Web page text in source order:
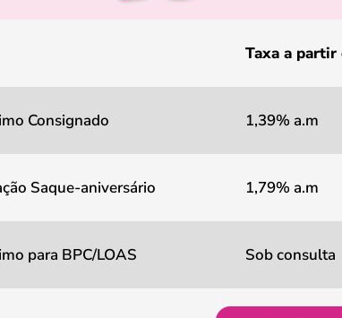
Taxa a partir
Consignado 1,39% a.m
Saque-aniversário 1,79% a.m
para BPC/LOAS Sob consulta